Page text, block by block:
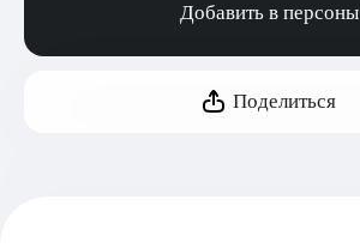
Добавить в персоны
Поделиться